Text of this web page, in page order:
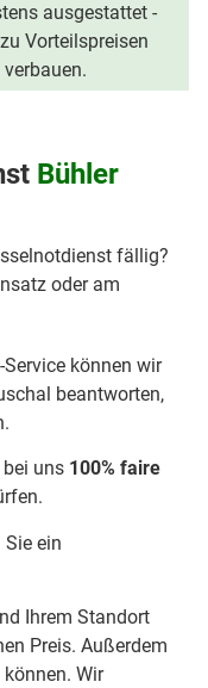
ausgestattet -
Vorteilspreisen
Bühler
fällig?
oder am
können wir
beantworten,
bei uns 100% faire
ein
Ihrem Standort
Preis. Außerdem
Wir